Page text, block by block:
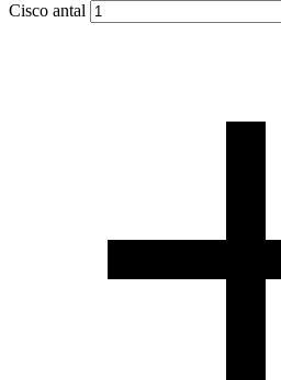
Cisco antal